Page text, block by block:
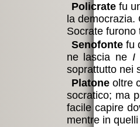
Policratefu
la
Socrate furono
Senofontefu
ne lascia ne I
soprattutto nei
Platoneoltre
socratico; ma
facile capire
mentre in